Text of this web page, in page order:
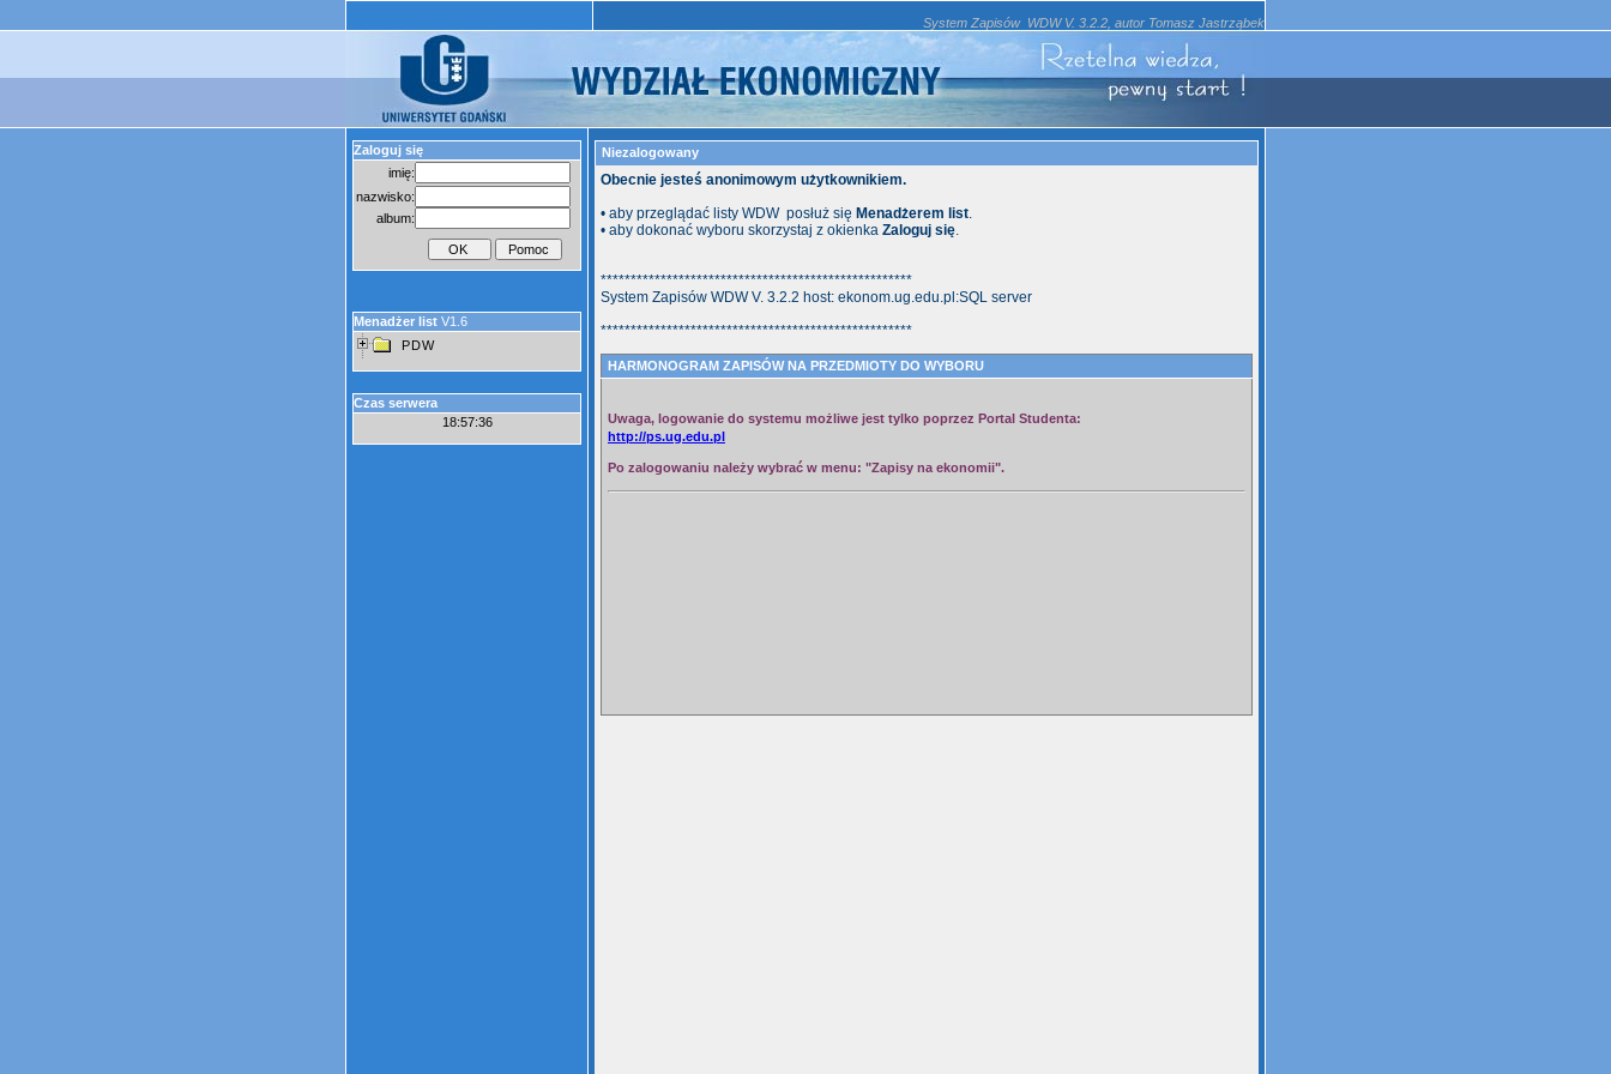
System Zapisów WDW V. 3.2.2, autor Tomasz Jastrząbek
Zaloguj się
imię:
nazwisko:
album:
Menadżer list V1.6
PDW
Czas serwera
18:57:36
Niezalogowany
Obecnie jesteś anonimowym użytkownikiem.
• aby przeglądać listy WDW posłuż się Menadżerem list.
• aby dokonać wyboru skorzystaj z okienka Zaloguj się.
****************************************************
System Zapisów WDW V. 3.2.2 host: ekonom.ug.edu.pl:SQL server
****************************************************
HARMONOGRAM ZAPISÓW NA PRZEDMIOTY DO WYBORU
Uwaga, logowanie do systemu możliwe jest tylko poprzez Portal Studenta:
http://ps.ug.edu.pl
Po zalogowaniu należy wybrać w menu: "Zapisy na ekonomii".